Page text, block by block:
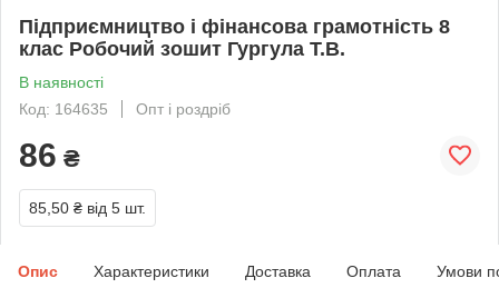
Підприємництво і фінансова грамотність 8
клас Робочий зошит Гургула Т.В.
В наявності
Код: 164635
Опт і роздріб
86 ₴
85,50 ₴ від 5 шт.
Опис Характеристики Доставка Оплата Умови